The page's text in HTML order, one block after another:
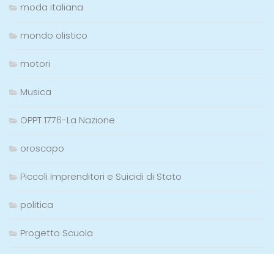
moda italiana
mondo olistico
motori
Musica
OPPT 1776-La Nazione
oroscopo
Piccoli Imprenditori e Suicidi di Stato
politica
Progetto Scuola